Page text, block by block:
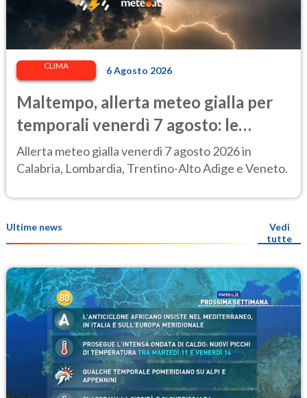
CLIMA 6 Agosto 2026
Maltempo, allerta meteo gialla per
temporali venerdì 7 agosto: le
regioni colpite
Allerta meteo gialla venerdì 7 agosto 2026 in
Calabria, Lombardia, Trentino-Alto Adige e Veneto.
Ultime news
Vedi
tutte